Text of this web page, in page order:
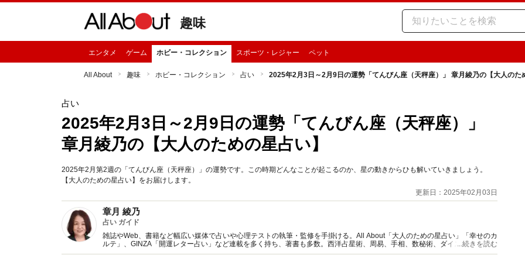
趣味
エンタメ ゲーム ホビー・コレクション スポーツ・レジャー ペット
All About 趣味 ホビー・コレクション 占い 2025年2月3日～2月9日の運勢「てんびん座（天秤座）」 章月綾乃の【大人のた
占い
2025年2月3日～2月9日の運勢「てんびん座（天秤座）」
章月綾乃の【大人のための星占い】
2025年2月第2週の「てんびん座（天秤座）」の運勢です。この時期どんなことが起こるのか、星の動きからひも解いていきましょう。
【大人のための星占い】をお届けします。
更新日：2025年02月03日
章月 綾乃
占い ガイド
雑誌やWeb、書籍など幅広い媒体で占いや心理テストの執筆・監修を手掛ける。All About「大人のための星占い」「幸せのカ
ルテ」、GINZA「開運レター占い」など連載を多く持ち、著書も多数。西洋占星術、周易、手相、数秘術、ダイスやカード占
い、しぐさや言葉グセの研究など守備範囲は広め。
...続きを読む